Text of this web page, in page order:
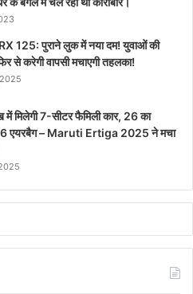
125: पुराने लुक में नया दम! युवाओं की
से करेगी वापसी मचाएगी तहलका!
मिलेगी 7-सीटर फैमिली कार, 26 का
एयरबैग – Maruti Ertiga 2025 ने मचा